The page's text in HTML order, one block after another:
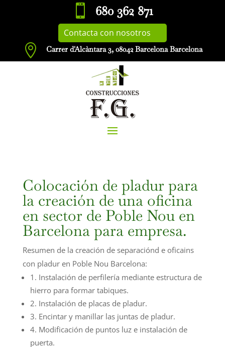
 680 362 871
Contacta con nosotros
 Carrer d'Alcàntara 3, 08042 Barcelona Barcelona
Colocación de pladur para
la creación de una oficina
en sector de Poble Nou en
Barcelona para empresa.
Resumen de la creación de separaciónd e oficains
con pladur en Poble Nou Barcelona:
1. Instalación de perfilería mediante estructura de
hierro para formar tabiques.
2. Instalación de placas de pladur.
3. Encintar y manillar las juntas de pladur.
4. Modificación de puntos luz e instalación de
puerta.